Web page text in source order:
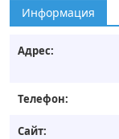
Информация
Адрес:
Телефон:
Сайт: